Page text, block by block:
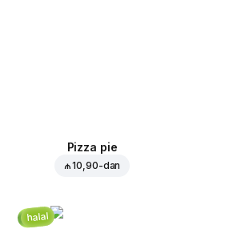
Pizza pie
₼ 10,90-dan
halal